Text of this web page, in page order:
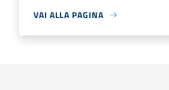
VAI ALLA PAGINA